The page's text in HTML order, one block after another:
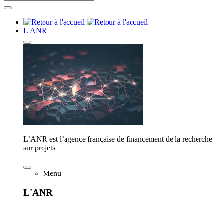
L'ANR
L’ANR est l’agence française de financement de la recherche
sur projets
Menu
L'ANR